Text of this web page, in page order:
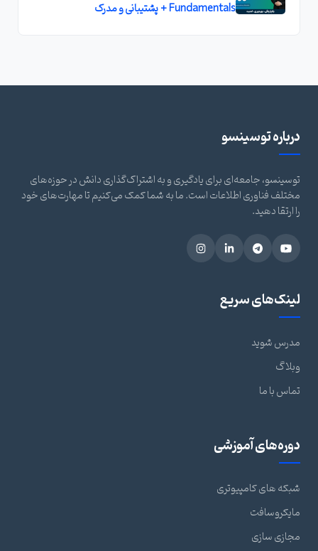
Fundamentals + پشتیبانی و مدرک
درباره توسینسو
توسینسو، جامعه‌ای برای یادگیری و به اشتراک‌گذاری دانش در حوزه‌های
مختلف فناوری اطلاعات است. ما به شما کمک می‌کنیم تا مهارت‌های خود
را ارتقا دهید.
لینک‌های سریع
مدرس شوید
وبلاگ
تماس با ما
دوره‌های آموزشی
شبکه های کامپیوتری
مایکروسافت
مجازی سازی